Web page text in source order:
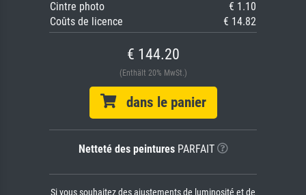
Cintre photo
€ 1.10
Coûts de licence
€ 14.82
€ 144.20
(Enthält 20% MwSt.)
dans le panier
Netteté des peinturesPARFAIT